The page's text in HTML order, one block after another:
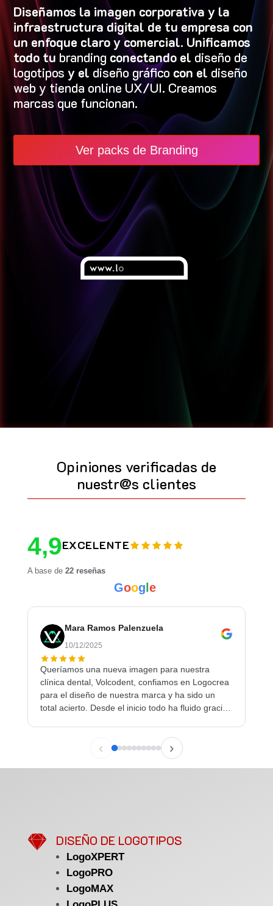
Diseñamos la imagen corporativa y la
infraestructura digital de tu empresa con
un enfoque claro y comercial. Unificamos
todo tu branding conectando el diseño de
logotipos y el diseño gráfico con el diseño
web y tienda online UX/UI. Creamos
marcas que funcionan.
Ver packs de Branding
Opiniones verificadas de
nuestr@s clientes
4,9EXCELENTE
A base de 22 reseñas
Google
Jesus Ibáñez
10/01/2025
Muy profesionales, un gran trabajo y en el tiempo
indicado. Volveremos a contar con ellos en el
futuro.
‹ ›
 DISEÑO DE LOGOTIPOS
LogoXPERT
LogoPRO
LogoMAX